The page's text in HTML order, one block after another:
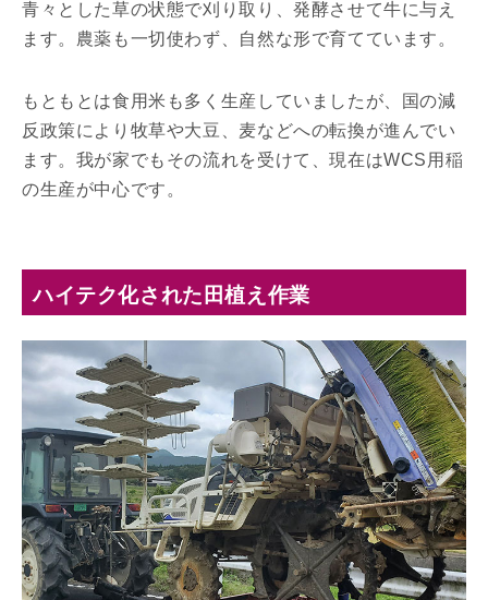
青々とした草の状態で刈り取り、発酵させて牛に与え
ます。農薬も一切使わず、自然な形で育てています。
もともとは食用米も多く生産していましたが、国の減
反政策により牧草や大豆、麦などへの転換が進んでい
ます。我が家でもその流れを受けて、現在はWCS用稲
の生産が中心です。
ハイテク化された田植え作業